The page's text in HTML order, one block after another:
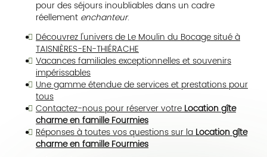
pour des séjours inoubliables dans un cadre
réellement enchanteur.
Découvrez l'univers de Le Moulin du Bocage situé à
TAISNIÈRES-EN-THIÉRACHE
Vacances familiales exceptionnelles et souvenirs
impérissables
Une gamme étendue de services et prestations pour
tous
Contactez-nous pour réserver votreLocation gîte
charme en famille Fourmies
Réponses à toutes vos questions sur laLocation gîte
charme en famille Fourmies